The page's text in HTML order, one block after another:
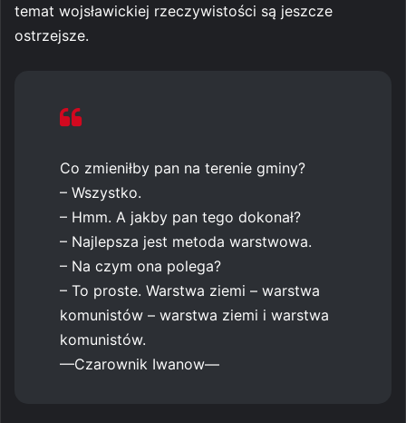
temat wojsławickiej rzeczywistości są jeszcze
ostrzejsze.
Co zmieniłby pan na terenie gminy?
– Wszystko.
– Hmm. A jakby pan tego dokonał?
– Najlepsza jest metoda warstwowa.
– Na czym ona polega?
– To proste. Warstwa ziemi – warstwa
komunistów – warstwa ziemi i warstwa
komunistów.
—Czarownik Iwanow—